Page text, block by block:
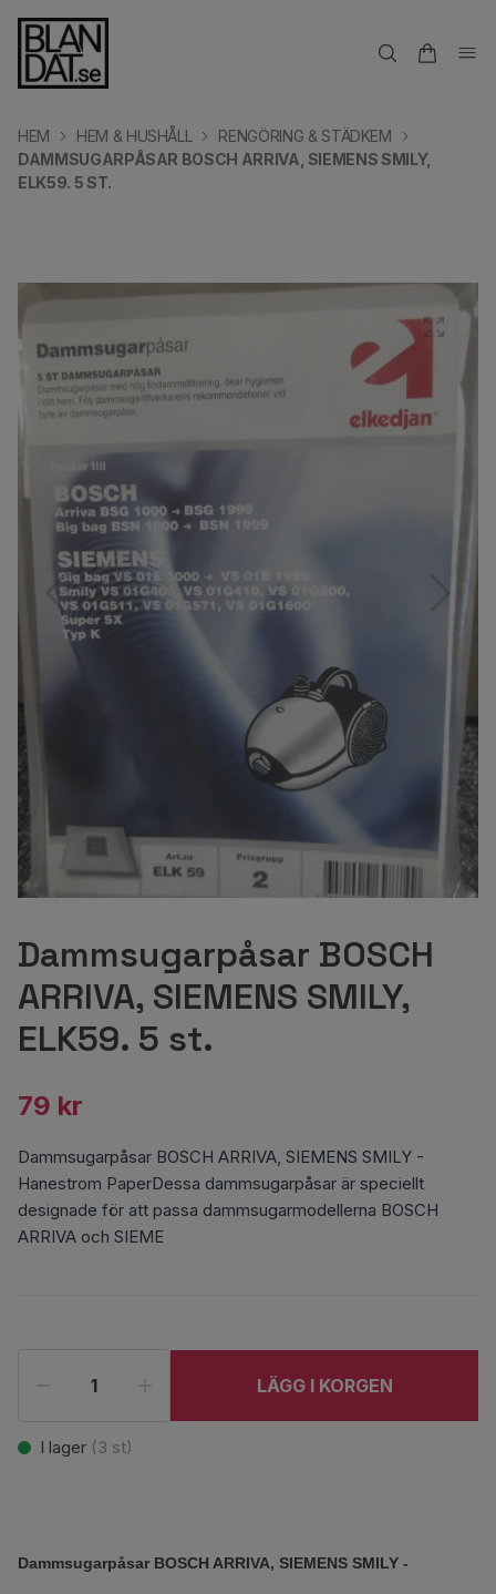
HEM HEM & HUSHÅLL
RENGÖRING & STÄDKEM
DAMMSUGARPÅSAR BOSCH ARRIVA, SIEMENS SMILY,
ELK59. 5 ST.
Dammsugarpåsar BOSCH
ARRIVA, SIEMENS SMILY,
ELK59. 5 st.
79 kr
Dammsugarpåsar BOSCH ARRIVA, SIEMENS SMILY -
Hanestrom PaperDessa dammsugarpåsar är speciellt
designade för att passa dammsugarmodellerna BOSCH
ARRIVA och SIEME
LÄGG I KORGEN
I lager (3 st)
Dammsugarpåsar BOSCH ARRIVA, SIEMENS SMILY -